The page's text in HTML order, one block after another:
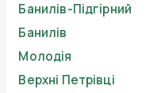
Банилів-Підгірний
Банилів
Молодія
Верхні Петрівці